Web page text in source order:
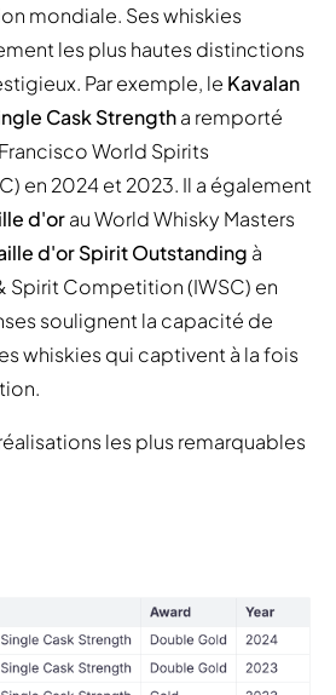
mondiale. Ses whiskies
les plus hautes distinctions
Par exemple, le Kavalan
Cask Strengtha remporté
World Spirits
en 2024 et 2023. Il a également
d'orau World Whisky Masters
d'or Spirit Outstanding à
Spirit Competition (IWSC) en
soulignent la capacité de
whiskies qui captivent à la fois
les plus remarquables